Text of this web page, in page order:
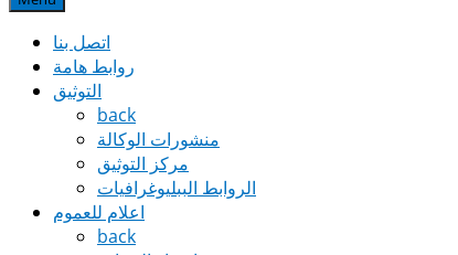
اتصل بنا
روابط هامة
التوثيق
back
منشورات الوكالة
مركز التوثيق
الروابط الببليوغرافيات
اعلام للعموم
back